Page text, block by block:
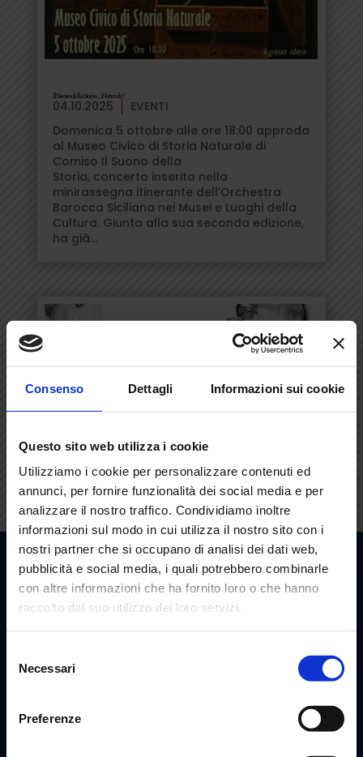
Consenso Dettagli Informazioni sui cookie
Questo sito web utilizza i cookie
Utilizziamo i cookie per personalizzare contenuti ed
annunci, per fornire funzionalità dei social media e per
analizzare il nostro traffico. Condividiamo inoltre
informazioni sul modo in cui utilizza il nostro sito con i
nostri partner che si occupano di analisi dei dati web,
pubblicità e social media, i quali potrebbero combinarle
con altre informazioni che ha fornito loro o che hanno
raccolto dal suo utilizzo dei loro servizi.
delNecessari
Preferenze
Il Suono della Storia… Naturale!
04.10.2025
EVENTI
Domenica 5 ottobre alle ore 18:00 approda
al Museo Civico di Storia Naturale di
Comiso Il Suono della
Storia, concerto inserito nella
minirassegna itinerante dell’Orchestra
Barocca Siciliana nei Musei e Luoghi della
Cultura. Giunta alla sua seconda edizione,
ha già...
VENTIMILA SPECIE (O QUASI) SOTTO IL MARE
03.01.2024
EVENTI
Il Museo Civico di Storia naturale di Comiso
apre il 2024 con un evento straordinario.
Giovedì 4 gennaio alle 17:30 Andrea
Bonifazi presenta al pubblico il suo
affascinante volume dal titolo Ventimila
specie (o quasi) sotto il mare. Viaggio